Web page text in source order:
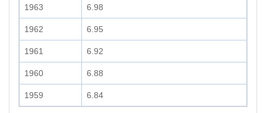
1963 6.98
1962 6.95
1961 6.92
1960 6.88
1959 6.84